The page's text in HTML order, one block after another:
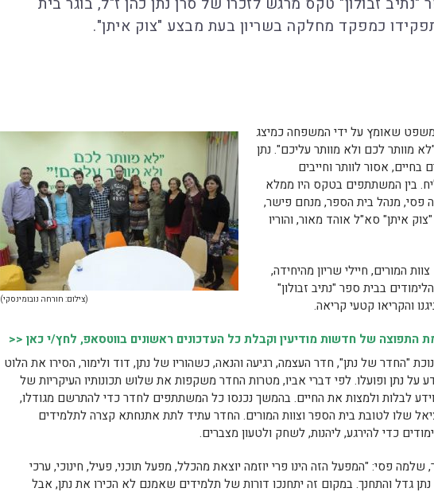
כמפקד מחלקה בשריון בעת מבצע "צוק איתן".
(צילום: חורחה נובומינסקי)
שאומץ על ידי המשפחה כמיצג
מוותר לכם ולא מוותר עליכם". נתן
בחיים, אסור לוותר וחייבים
בין המשתתפים בטקס היו ממלא
פסי, מנהל בית הספר, מנחם פישר,
איתן" סא"ל אוהד מאור, והוריו
המורים, חיילי שריון מהיחידה,
בבית ספר "נתיב זבולון"
והקריאו קטעי קריאה.
התפוצה של חדשות מודיעין וקבלת כל העדכונים ראשונים בווטסאפ, לחץ/י כאן <<
"החדר של נתן", חדר העצמה, רגיעה והנאה, כשהוריו של נתן, דוד ולימור, הסירו את הלוט
על נתן ופועלו. לפי דברי אביו, מטרות החדר משקפות את שלוש תכונותיו העיקריות של
וידע לבלות ולמצות את החיים. בהמשך נכנסו כל המשתתפים לחדר כדי להתרשם מגודלו,
שלו לטובת בית הספר וצוות המורים. החדר עתיד לתת אתנחתא קצרה לתלמידים
כדי להירגע, ליהנות, לשחק ולטעון מצברים.
פסי: "המפעל הזה הינו פרי יוזמה יוצאת מהכלל, מפעל תוכני, פעיל, חינוכי, ערכי
נתן גדל והתחנך. במקום זה יתחנכו דורות של תלמידים שאמנם לא הכירו את נתן, אבל